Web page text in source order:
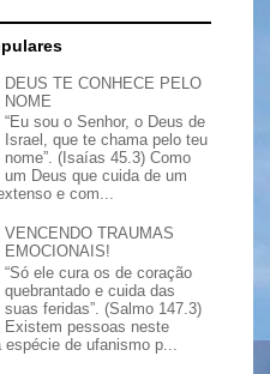
DEUS TE CONHECE PELO
NOME
“Eu sou o Senhor, o Deus de
Israel, que te chama pelo teu
nome”. (Isaías 45.3) Como
um Deus que cuida de um
e com...
VENCENDO TRAUMAS
EMOCIONAIS!
“Só ele cura os de coração
quebrantado e cuida das
suas feridas”. (Salmo 147.3)
Existem pessoas neste
de ufanismo p...